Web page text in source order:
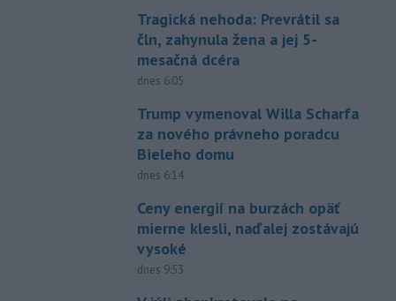
Tragická nehoda: Prevrátil sa
čln, zahynula žena a jej 5-
mesačná dcéra
dnes 6:05
Trump vymenoval Willa Scharfa
za nového právneho poradcu
Bieleho domu
dnes 6:14
Ceny energií na burzách opäť
mierne klesli, naďalej zostávajú
vysoké
dnes 9:53